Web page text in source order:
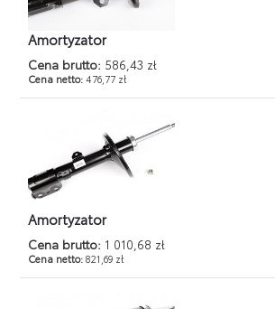
Amortyzator
Cena brutto: 586,43 zł
Cena netto:476,77 zł
Amortyzator
Cena brutto: 1 010,68 zł
Cena netto:821,69 zł